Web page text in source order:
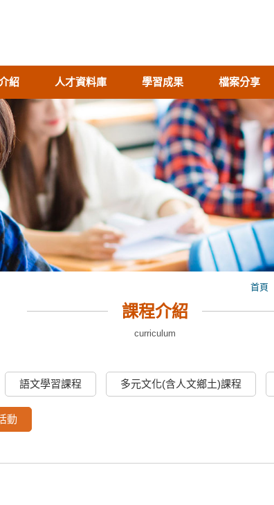
紹 人才資料庫 學習成果 檔案分享
首頁
課程介紹
curriculum
語文學習課程 多元文化(含人文鄉土)課程
動